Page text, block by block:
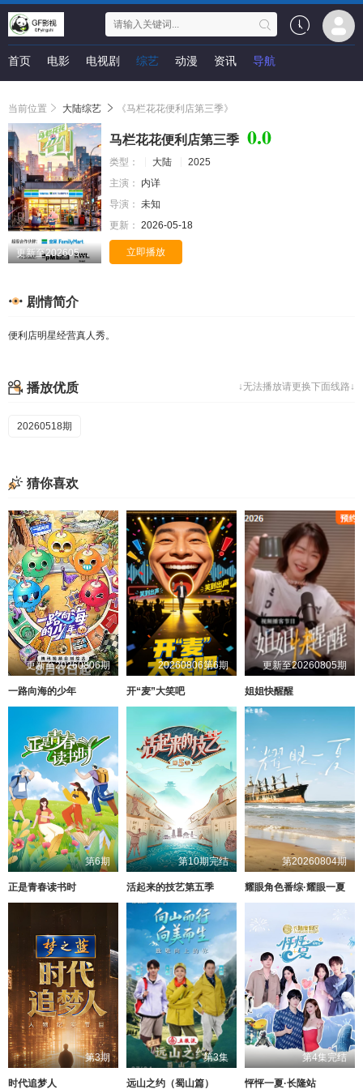
首页 电影 电视剧 综艺 动漫 资讯 导航
当前位置 大陆综艺 《马栏花花便利店第三季》
更新至20260518期
马栏花花便利店第三季 0.0
类型： 大陆
2025
主演：
内详
导演： 未知
更新： 2026-05-18
立即播放
剧情简介
便利店明星经营真人秀。
↓无法播放请更换下面线路↓
播放优质
20260518期
猜你喜欢
更新至20260806期
一路向海的少年
20260806第6期
开“麦”大笑吧
更新至20260805期
姐姐快醒醒
第6期
正是青春读书时
第10期完结
活起来的技艺第五季
第20260804期
耀眼角色番综·耀眼一夏
第3期
时代追梦人
第3集
远山之约（蜀山篇）
第4集完结
怦怦一夏·长隆站